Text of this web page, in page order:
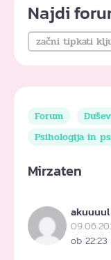
Najdi
Forum
Psihologija in
Mirzaten
akuuuul
ob 22:23